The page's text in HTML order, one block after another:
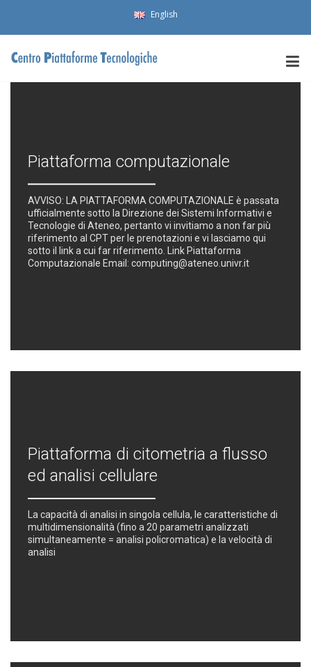
English
Piattaforma computazionale
AVVISO: LA PIATTAFORMA COMPUTAZIONALE è passata
ufficialmente sotto la Direzione dei Sistemi Informativi e
Tecnologie di Ateneo, pertanto vi invitiamo a non far più
riferimento al CPT per le prenotazioni e vi lasciamo qui
sotto il link a cui far riferimento. Link Piattaforma
Computazionale Email: computing@ateneo.univr.it
Piattaforma di citometria a flusso
ed analisi cellulare
La capacità di analisi in singola cellula, le caratteristiche di
multidimensionalità (fino a 20 parametri analizzati
simultaneamente = analisi policromatica) e la velocità di
analisi